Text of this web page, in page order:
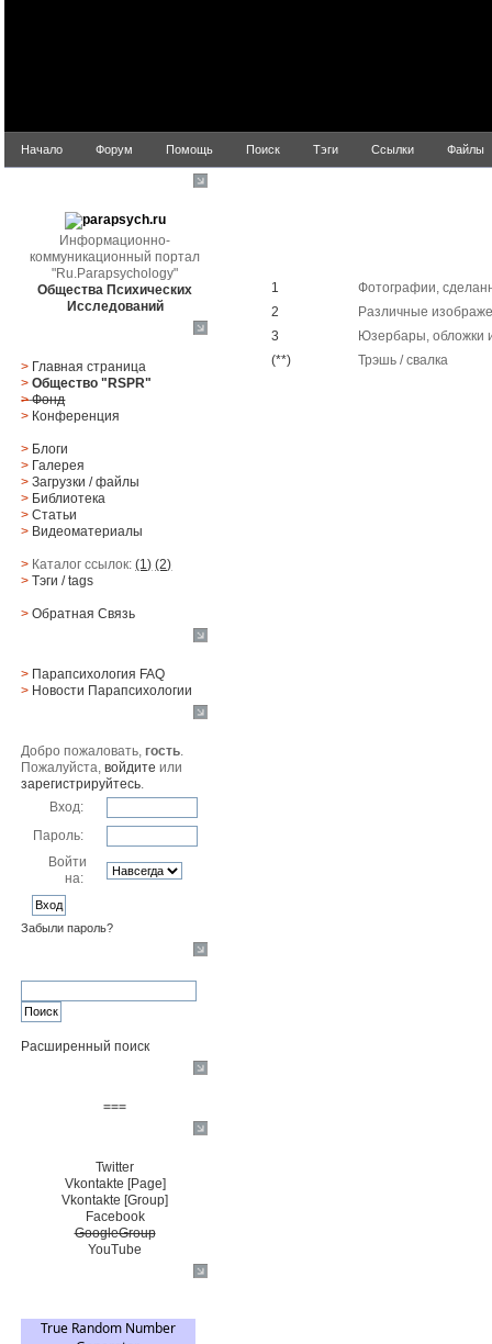
Начало Форум Помощь Поиск Тэги Ссылки Файлы
Информационно-
коммуникационный портал
"Ru.Parapsychology"
Общества Психических
Исследований
> Главная страница
> Общество "RSPR"
> Фонд
> Конференция
> Блоги
> Галерея
> Загрузки/файлы
> Библиотека
> Статьи
> Видеоматериалы
> Каталог ссылок:(1) (2)
> Тэги/ tags
> Обратная Cвязь
> Парапсихология FAQ
> Новости Парапсихологии
Добро пожаловать,гость.
Пожалуйста,войдите или
зарегистрируйтесь.
Вход:
Пароль:
Войти
на:
Забыли пароль?
Расширенный поиск
===
Twitter
Vkontakte [Page]
Vkontakte [Group]
Facebook
GoogleGroup
YouTube
1
Фотографии,
2
Различные
3
Юзербары, обложки
(**)
Трэшь / свалка